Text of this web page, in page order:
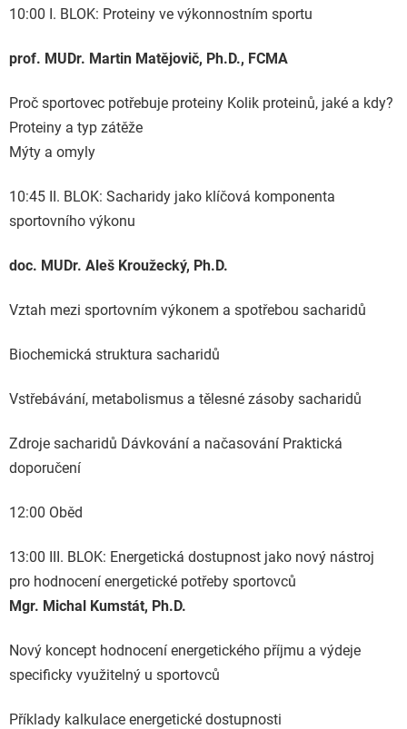
10:00 I. BLOK: Proteiny ve výkonnostním sportu
prof. MUDr. Martin Matějovič, Ph.D., FCMA
Proč sportovec potřebuje proteiny Kolik proteinů, jaké a kdy?
Proteiny a typ zátěže
Mýty a omyly
10:45 II. BLOK: Sacharidy jako klíčová komponenta
sportovního výkonu
doc. MUDr. Aleš Kroužecký, Ph.D.
Vztah mezi sportovním výkonem a spotřebou sacharidů
Biochemická struktura sacharidů
Vstřebávání, metabolismus a tělesné zásoby sacharidů
Zdroje sacharidů Dávkování a načasování Praktická
doporučení
12:00 Oběd
13:00 III. BLOK: Energetická dostupnost jako nový nástroj
pro hodnocení energetické potřeby sportovců
Mgr. Michal Kumstát, Ph.D.
Nový koncept hodnocení energetického příjmu a výdeje
specificky využitelný u sportovců
Příklady kalkulace energetické dostupnosti